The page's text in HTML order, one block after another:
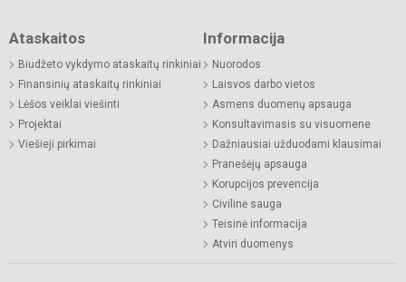
Ataskaitos
Biudžeto vykdymo ataskaitų rinkiniai
Finansinių ataskaitų rinkiniai
Lėšos veiklai viešinti
Projektai
Viešieji pirkimai
Informacija
Nuorodos
Laisvos darbo vietos
Asmens duomenų apsauga
Konsultavimasis su visuomene
Dažniausiai užduodami klausimai
Pranešėjų apsauga
Korupcijos prevencija
Civilinė sauga
Teisinė informacija
Atviri duomenys